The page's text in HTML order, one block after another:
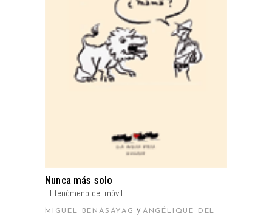
AÑADIR AL CARRITO
Nunca más solo
El fenómeno del móvil
MIGUEL BENASAYAG y ANGÉLIQUE DEL